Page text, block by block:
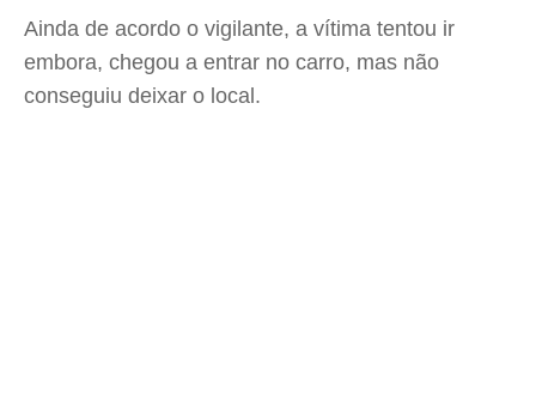
Ainda de acordo o vigilante, a vítima tentou ir
embora, chegou a entrar no carro, mas não
conseguiu deixar o local.